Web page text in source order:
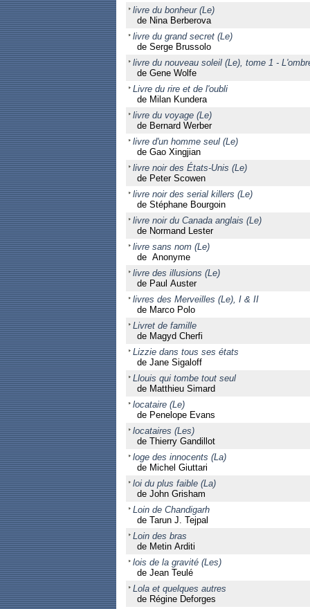
livre du bonheur (Le)
de Nina Berberova
livre du grand secret (Le)
de Serge Brussolo
livre du nouveau soleil (Le), tome 1 -
de Gene Wolfe
Livre du rire et de l'oubli
de Milan Kundera
livre du voyage (Le)
de Bernard Werber
livre d'un homme seul (Le)
de Gao Xingjian
livre noir des États-Unis (Le)
de Peter Scowen
livre noir des serial killers (Le)
de Stéphane Bourgoin
livre noir du Canada anglais (Le)
de Normand Lester
livre sans nom (Le)
de Anonyme
livre des illusions (Le)
de Paul Auster
livres des Merveilles (Le), I & II
de Marco Polo
Livret de famille
de Magyd Cherfi
Lizzie dans tous ses états
de Jane Sigaloff
Llouis qui tombe tout seul
de Matthieu Simard
locataire (Le)
de Penelope Evans
locataires (Les)
de Thierry Gandillot
loge des innocents (La)
de Michel Giuttari
loi du plus faible (La)
de John Grisham
Loin de Chandigarh
de Tarun J. Tejpal
Loin des bras
de Metin Arditi
lois de la gravité (Les)
de Jean Teulé
Lola et quelques autres
de Régine Deforges